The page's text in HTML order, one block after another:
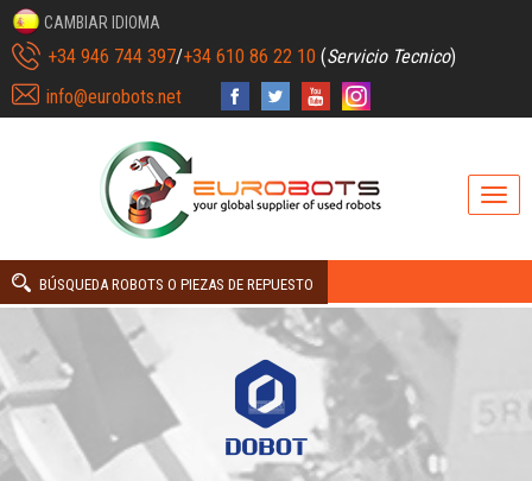
CAMBIAR IDIOMA
+34 946 744 397/+34 610 86 22 10 (Servicio Tecnico)
info@eurobots.net
BÚSQUEDA ROBOTS O PIEZAS DE REPUESTO